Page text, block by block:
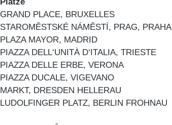
GRAND PLACE, BRUXELLES
STAROMĚSTSKÉ NÁMĚSTÍ, PRAG, PRAHA
PLAZA MAYOR, MADRID
PIAZZA DELL‘UNITÀ D‘ITALIA, TRIESTE
PIAZZA DELLE ERBE, VERONA
PIAZZA DUCALE, VIGEVANO
MARKT, DRESDEN HELLERAU
LUDOLFINGER PLATZ, BERLIN FROHNAU